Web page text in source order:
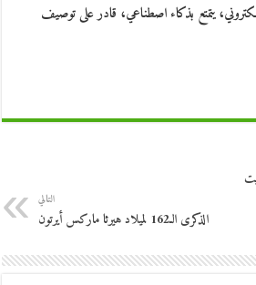
يتمتع بذكاء اصطناعي، قادر على توصيف
التالي
الذكرى الـ162 لميلاد هيرثا ماركس أيرتون